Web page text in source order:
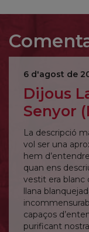
6 d'agost de
Dijous
Senyor
La descripció
vol ser una
hem
quan ens
vestit era blanc
llana
capaços
purificant